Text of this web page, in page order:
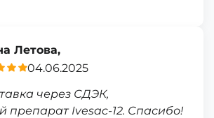
Летова,
04.06.2025
через СДЭК,
препарат Ivesac-12. Спасибо!